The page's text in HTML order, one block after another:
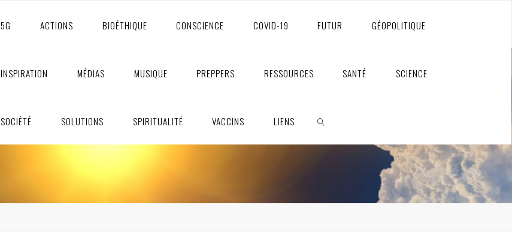
5G ACTIONS BIOÉTHIQUE CONSCIENCE COVID-19 FUTUR GÉOPOLITIQUE
INSPIRATION MÉDIAS MUSIQUE PREPPERS RESSOURCES SANTÉ SCIENCE
SOCIÉTÉ SOLUTIONS SPIRITUALITÉ VACCINS LIENS